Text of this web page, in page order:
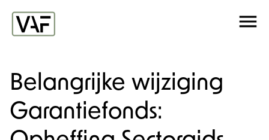
Ga verder naar de inhoud
Belangrijke wijziging
Garantiefonds: